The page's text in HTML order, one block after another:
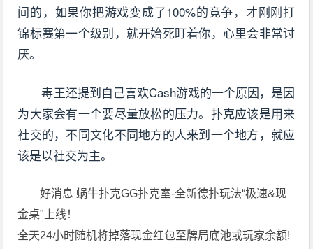
间的，如果你把游戏变成了100%的竞争，才刚刚打
锦标赛第一个级别，就开始死盯着你，心里会非常讨
厌。
毒王还提到自己喜欢Cash游戏的一个原因，是因
为大家会有一个要尽量放松的压力。扑克应该是用来
社交的，不同文化不同地方的人来到一个地方，就应
该是以社交为主。
好消息 蜗牛扑克GG扑克室-全新德扑玩法“极速&现
金桌"上线！
全天24小时随机将掉落现金红包至牌局底池或玩家余额!